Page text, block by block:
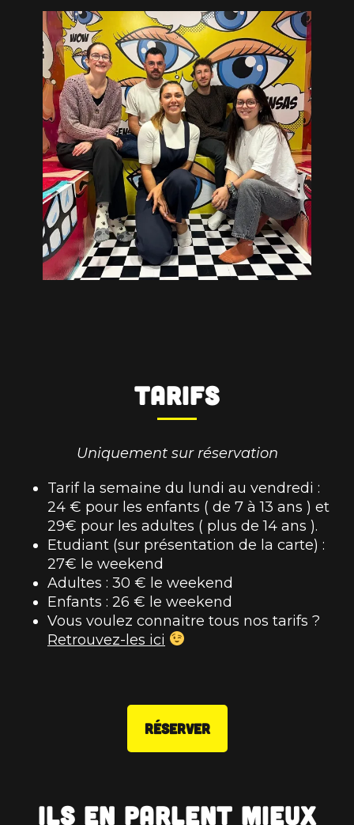
Tarifs
Uniquement sur réservation
Tarif la semaine du lundi au vendredi :
24 € pour les enfants ( de 7 à 13 ans ) et
29€ pour les adultes ( plus de 14 ans ).
Etudiant (sur présentation de la carte) :
27€ le weekend
Adultes : 30 € le weekend
Enfants : 26 € le weekend
Vous voulez connaitre tous nos tarifs ?
Retrouvez-les ici
RÉSERVER
Ils en parlent mieux